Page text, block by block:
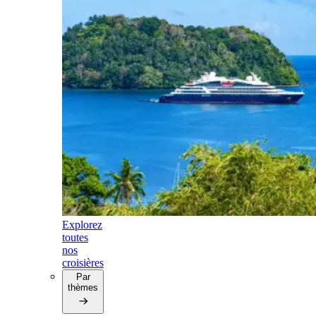
Explorez
toutes
nos
croisières
Par
thèmes